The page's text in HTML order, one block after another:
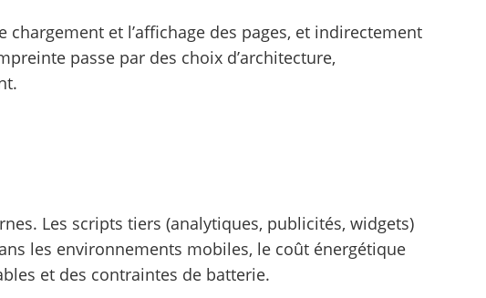
et l’affichage des pages, et indirectement
passe par des choix d’architecture,
Les scripts tiers (analytiques, publicités, widgets)
les environnements mobiles, le coût énergétique
et des contraintes de batterie.